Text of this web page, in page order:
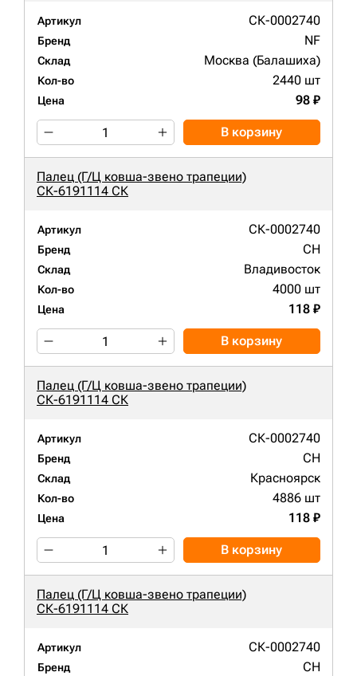
Артикул СК-0002740
Бренд NF
Склад Москва (Балашиха)
Кол-во 2440 шт
Цена 98 ₽
В корзину
Палец (Г/Ц ковша-звено трапеции)
СК-6191114 СК
Артикул СК-0002740
Бренд CH
Склад Владивосток
Кол-во 4000 шт
Цена 118 ₽
В корзину
Палец (Г/Ц ковша-звено трапеции)
СК-6191114 СК
Артикул СК-0002740
Бренд CH
Склад Красноярск
Кол-во 4886 шт
Цена 118 ₽
В корзину
Палец (Г/Ц ковша-звено трапеции)
СК-6191114 СК
Артикул СК-0002740
Бренд CH